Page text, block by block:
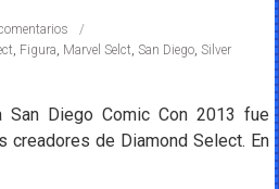
, Figura, Marvel Selct, San Diego, Silver
Diego Comic Con 2013 fue
creadores de Diamond Select. En